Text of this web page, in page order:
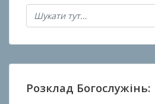
о
в
н
Розклад Богослужінь: